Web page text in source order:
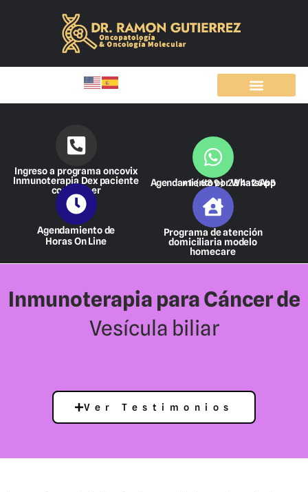
Ingreso a programa oncovix
Inmunoterapia Dex paciente
con cáncer
Agendamiento por WhatsApp
+1 (689) 284-2665
Agendamiento de
Horas On Line
Programa de atención
domiciliaria modelo
homecare
Inmunoterapia para Cáncer de
Vesícula biliar
Ver Testimonios